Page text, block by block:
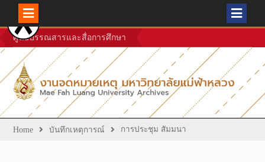
Skip
to
content
ศูนย์บรรณสารและสื่อการศึกษา
Home บันทึกเหตุการณ์ การประชุม สัมมนา